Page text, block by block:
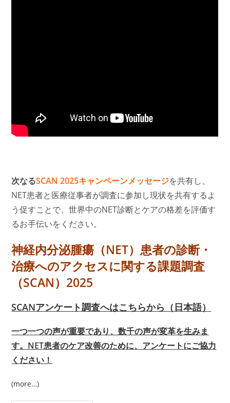
次なるSCAN 2025キャンペーンメッセージを共有し、
NET患者と医療従事者が調査に参加し現状を共有するよ
う促すことで、世界中のNET診断とケアの格差を評価す
るお手伝いをください。
神経内分泌腫瘍（NET）患者の診断・
治療へのアクセスに関する課題調査
（SCAN）2025
SCANアンケート調査へはこちらから（日本語）
一つ一つの声が重要であり、数千の声が変革を生みま
す。NET患者のケア改善のために、アンケートにご協力
ください！
(more…)